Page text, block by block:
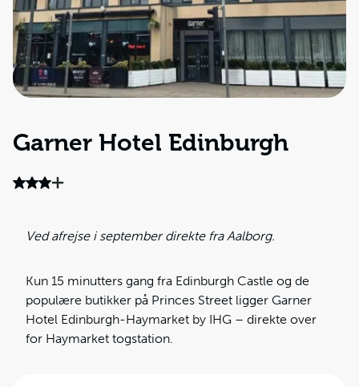
Garner Hotel Edinburgh
Ved afrejse i september direkte fra Aalborg.
Kun 15 minutters gang fra Edinburgh Castle og de
populære butikker på Princes Street ligger Garner
Hotel Edinburgh-Haymarket by IHG – direkte over
for Haymarket togstation.